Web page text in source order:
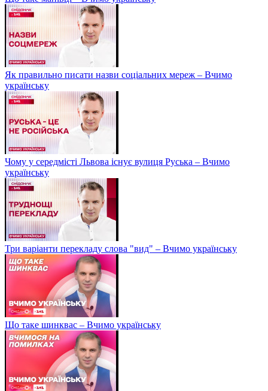
Як правильно писати назви соціальних мереж – Вчимо
українську
Чому у середмісті Львова існує вулиця Руська – Вчимо
українську
Три варіанти перекладу слова "вид" – Вчимо українську
Що таке шинквас – Вчимо українську